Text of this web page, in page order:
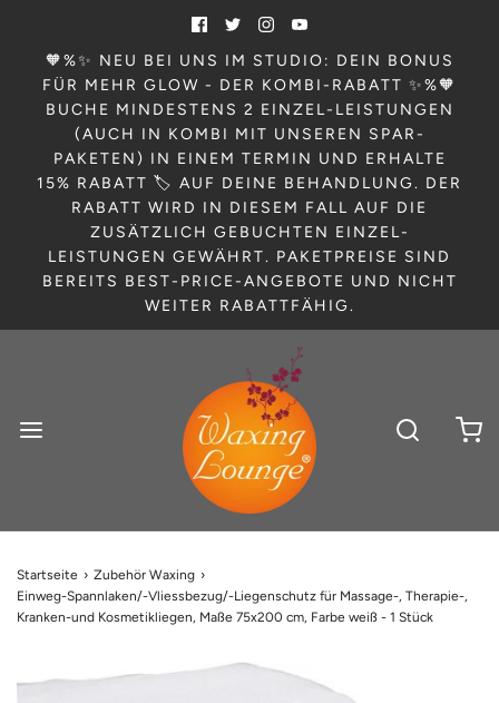
🧡%✨ NEU BEI UNS IM STUDIO: DEIN BONUS
FÜR MEHR GLOW - DER KOMBI-RABATT ✨%🧡
BUCHE MINDESTENS 2 EINZEL-LEISTUNGEN
(AUCH IN KOMBI MIT UNSEREN SPAR-
PAKETEN) IN EINEM TERMIN UND ERHALTE
15% RABATT 🏷️ AUF DEINE BEHANDLUNG. DER
RABATT WIRD IN DIESEM FALL AUF DIE
ZUSÄTZLICH GEBUCHTEN EINZEL-
LEISTUNGEN GEWÄHRT. PAKETPREISE SIND
BEREITS BEST-PRICE-ANGEBOTE UND NICHT
WEITER RABATTFÄHIG.
Startseite › Zubehör Waxing ›
Einweg-Spannlaken/-Vliessbezug/-Liegenschutz für Massage-, Therapie-,
Kranken-und Kosmetikliegen, Maße 75x200 cm, Farbe weiß - 1 Stück